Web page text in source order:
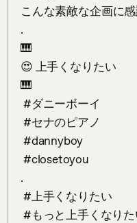
こんな素敵な企画に
.
🎹
😍 上手くなりたい
🎹
.